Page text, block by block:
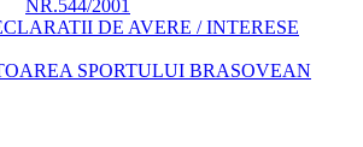
NR.544/2001
DE AVERE / INTERESE
SPORTULUI BRASOVEAN